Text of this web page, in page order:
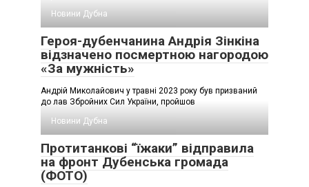
Новини Дубна
Героя-дубенчанина Андрія Зінкіна
відзначено посмертною нагородою
«За мужність»
Андрій Миколайович у травні 2023 року був призваний
до лав Збройних Сил України, пройшов
Новини Дубна
Протитанкові “їжаки” відправила
на фронт Дубенська громада
(ФОТО)